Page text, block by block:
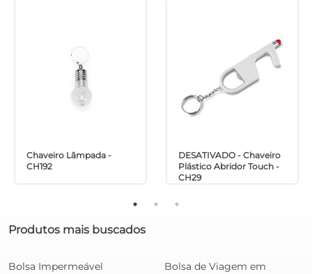
Chaveiro Lâmpada -
CH192
DESATIVADO - Chaveiro
Plástico Abridor Touch -
CH29
Produtos mais buscados
Bolsa Impermeável
Bolsa de Viagem em